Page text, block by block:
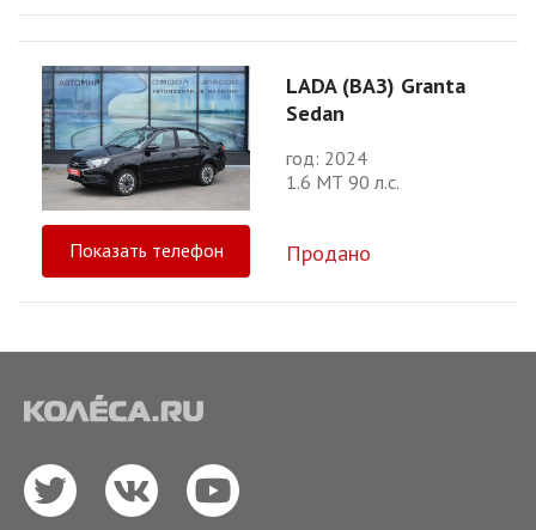
LADA (ВАЗ) Granta
Sedan
год: 2024
1.6 МТ 90 л.с.
Показать телефон Продано